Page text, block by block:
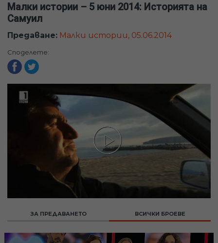
Малки истории – 5 юни 2014: Историята на
Самуил
Предаване: Малки истории, 05.06.2014
Споделете:
ЗА ПРЕДАВАНЕТО ВСИЧКИ БРОЕВЕ